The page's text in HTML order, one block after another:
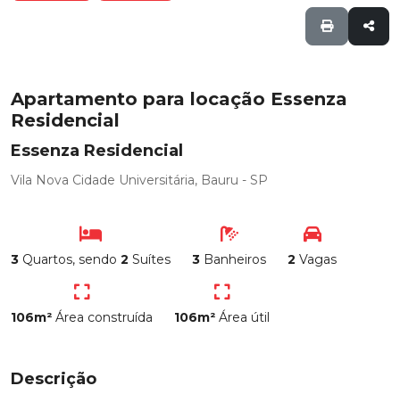
Apartamento para locação Essenza
Residencial
Essenza Residencial
Vila Nova Cidade Universitária, Bauru - SP
3 Quartos, sendo 2 Suítes 3 Banheiros 2 Vagas
106m² Área construída 106m² Área útil
Descrição